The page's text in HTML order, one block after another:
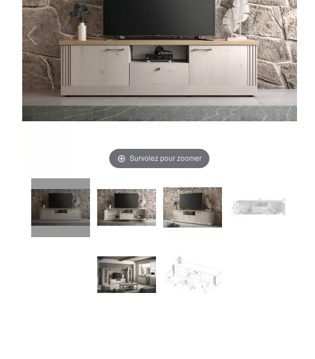
Survolez pour zoomer